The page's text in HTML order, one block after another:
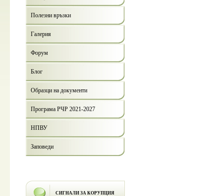
Полезни връзки
Галерия
Форум
Блог
Образци на документи
Програма РЧР 2021-2027
НПВУ
Заповеди
СИГНАЛИ ЗА КОРУПЦИЯ